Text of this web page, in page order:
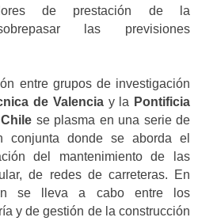
de prestación de la
las previsiones
entre grupos de investigación
de Valenciay la Pontificia
se plasma en una serie de
conjunta donde se aborda el
del mantenimiento de las
de redes de carreteras. En
se lleva a cabo entre los
y de gestión de la construcción